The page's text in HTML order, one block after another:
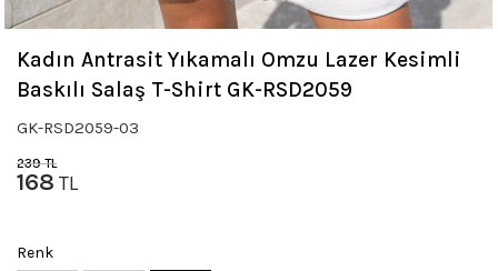
Kadın Antrasit Yıkamalı Omzu Lazer Kesimli
Baskılı Salaş T-Shirt GK-RSD2059
GK-RSD2059-03
239TL
168 TL
Renk